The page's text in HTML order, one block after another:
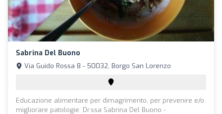
Sabrina Del Buono
Via Guido Rossa 8 - 50032, Borgo San Lorenzo
Educazione alimentare per dimagrimento, per prevenire e/o
migliorare patologie. Dr.ssa Sabrina Del Buono -